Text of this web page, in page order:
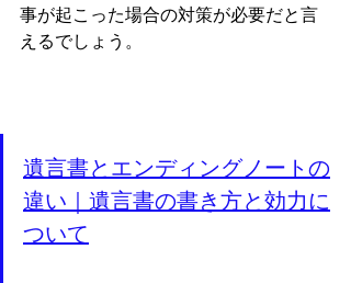
事が起こった場合の対策が必要だと言
えるでしょう。
遺言書とエンディングノートの
違い｜遺言書の書き方と効力に
ついて